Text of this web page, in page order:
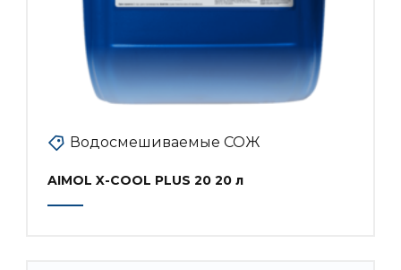
Водосмешиваемые СОЖ
AIMOL X-COOL PLUS 20 20 л